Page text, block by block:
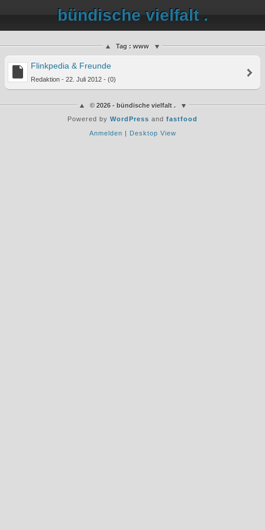
bündische vielfalt .
Tag : www
Flinkpedia & Freunde
Redaktion - 22. Juli 2012 - (0)
© 2026 - bündische vielfalt .
Powered by WordPress and fastfood
Anmelden | Desktop View